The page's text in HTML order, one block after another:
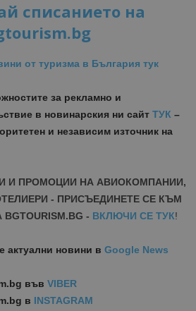
списанието на
от туризма в България тук
за рекламно и
в новинарския ни сайт ТУК –
и независим източник на
И ПРОМОЦИИ НА АВИОКОМПАНИИ,
- ПРИСЪЕДИНЕТЕ СЕ КЪМ
- ВКЛЮЧИ СЕ ТУК!
актуални новини в Google News
във VIBER
в INSTAGRAM